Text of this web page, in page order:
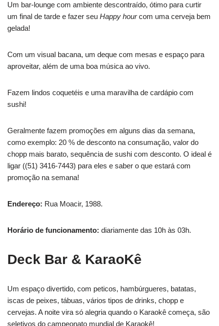
Um bar-lounge com ambiente descontraído, ótimo para curtir
um final de tarde e fazer seu Happy hourcom uma cerveja bem
gelada!
Com um visual bacana, um deque com mesas e espaço para
aproveitar, além de uma boa música ao vivo.
Fazem lindos coquetéis e uma maravilha de cardápio com
sushi!
Geralmente fazem promoções em alguns dias da semana,
como exemplo: 20 % de desconto na consumação, valor do
chopp mais barato, sequência de sushi com desconto. O ideal é
ligar ((51) 3416-7443) para eles e saber o que estará com
promoção na semana!
Endereço: Rua Moacir, 1988.
Horário de funcionamento: diariamente das 10h às 03h.
Deck Bar & KaraoKê
Um espaço divertido, com peticos, hambúrgueres, batatas,
iscas de peixes, tábuas, vários tipos de drinks, chopp e
cervejas. A noite vira só alegria quando o Karaokê começa, são
seletivos do campeonato mundial de Karaokê!